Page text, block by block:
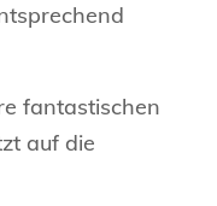
fantastischen
auf die